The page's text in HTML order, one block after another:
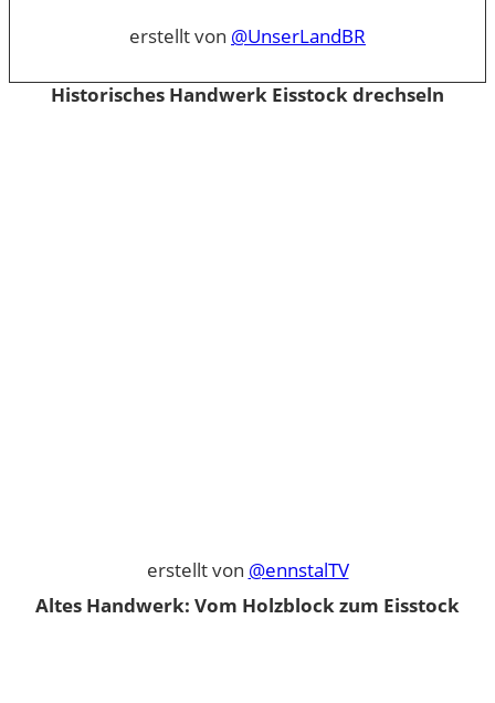
erstellt von @UnserLandBR
Historisches Handwerk Eisstock drechseln
erstellt von @ennstalTV
Altes Handwerk: Vom Holzblock zum Eisstock